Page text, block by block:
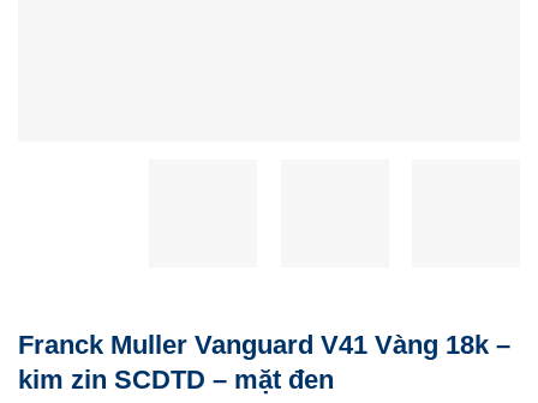
Franck Muller Vanguard V41 Vàng 18k –
kim zin SCDTD – mặt đen